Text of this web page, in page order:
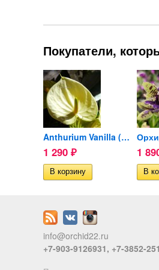
Покупатели,
Anthurium Vanilla (отцвел)
1 290 ₽ 1
info@orchid22.ru
+7-903-9126931, +7-3852-